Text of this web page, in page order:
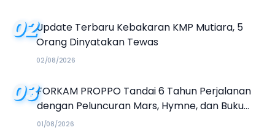
02Update Terbaru Kebakaran KMP Mutiara, 5
Orang Dinyatakan Tewas
02/08/2026
03FORKAM PROPPO Tandai 6 Tahun Perjalanan
dengan Peluncuran Mars, Hymne, dan Buku
Organisasi
01/08/2026